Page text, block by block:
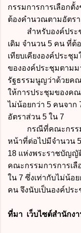
กรรมการการเลือกตั้
ต้องคำนวณตามอัตร
สำหรับองค์ประชุ
เดิม จำนวน 5 คน ที่ต้
เทียบเคียงองค์ประชุ
ขององค์ประชุมตาม
รัฐธรรมนูญว่าด้วยค
ให้การประชุมของค
ไม่น้อยกว่า 5 คนจาก
อัตราส่วน 5 ใน 7
กรณีที่คณะกรรมก
หน้าที่ต่อไปมีจำนวน
18 แห่งพระราชบัญญั
คณะกรรมการการเลื
ใน 7 ซึ่งเท่ากับไม่น้อ
คน จึงนับเป็นองค์ปร
ที่มา เว็บไซต์สำนักง